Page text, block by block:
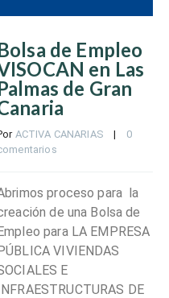
de Empleo
en Las
de Gran
ACTIVA CANARIAS
    |
0
proceso para la
de una Bolsa de
para LA EMPRESA
VIVIENDAS
E
DE